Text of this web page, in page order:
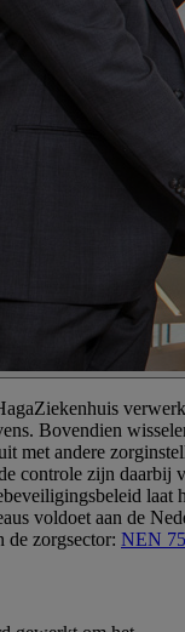
Bovendien
met andere
controle zijn daarbij
laat
voldoet aan de
zorgsector: NEN